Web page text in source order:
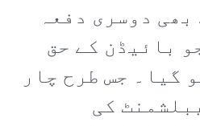
دوسری دفعہ
بائیڈن کے حق
گیا۔ جس طرح چار
کی